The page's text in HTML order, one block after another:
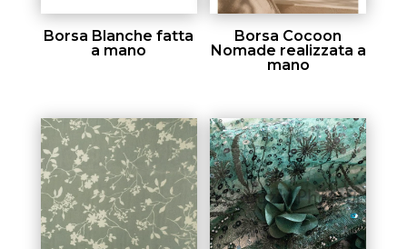
Borsa Blanche fatta
a mano
Borsa Cocoon
Nomade realizzata a
mano